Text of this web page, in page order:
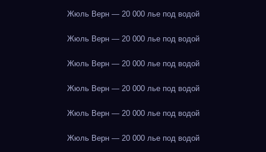
Жюль Верн — 20 000 лье под водой
Жюль Верн — 20 000 лье под водой
Жюль Верн — 20 000 лье под водой
Жюль Верн — 20 000 лье под водой
Жюль Верн — 20 000 лье под водой
Жюль Верн — 20 000 лье под водой